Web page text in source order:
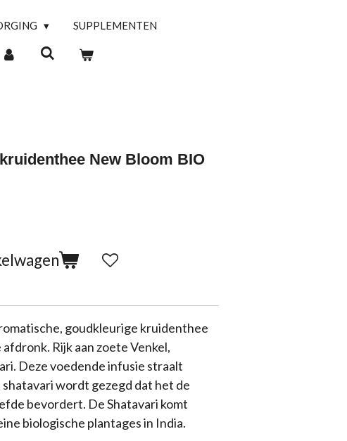
SUPPLEMENTEN
New Bloom BIO
goudkleurige kruidenthee
Rijk aan zoete Venkel,
Deze voedende infusie straalt
wordt gezegd dat het de
bevordert. De Shatavari komt
biologische plantages in India.